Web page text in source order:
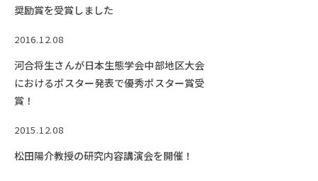
奨励賞を受賞しました
2016.12.08
河合将生さんが日本生態学会中部地区大会
におけるポスター発表で優秀ポスター賞受
賞！
2015.12.08
松田陽介教授の研究内容講演会を開催！